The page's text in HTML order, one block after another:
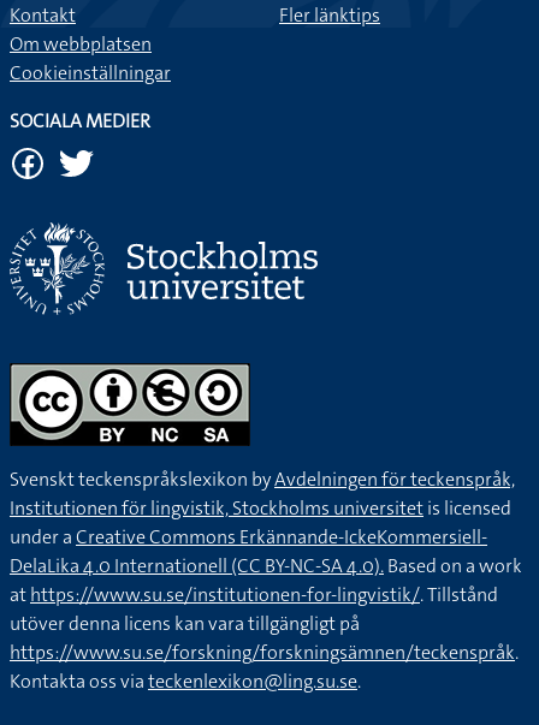
Kontakt
Om webbplatsen
Cookieinställningar
Fler länktips
SOCIALA MEDIER
Svenskt teckenspråkslexikon byAvdelningen för teckenspråk,
Institutionen för lingvistik, Stockholms universitetis licensed
under aCreative Commons Erkännande-IckeKommersiell-
DelaLika 4.0 Internationell (CC BY-NC-SA 4.0).Based on a work
athttps://www.su.se/institutionen-for-lingvistik/. Tillstånd
utöver denna licens kan vara tillgängligt på
https://www.su.se/forskning/forskningsämnen/teckenspråk.
Kontakta oss viateckenlexikon@ling.su.se.